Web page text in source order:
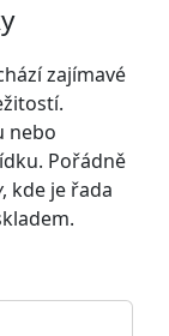
zajímavé
nebo
Pořádně
, kde je řada